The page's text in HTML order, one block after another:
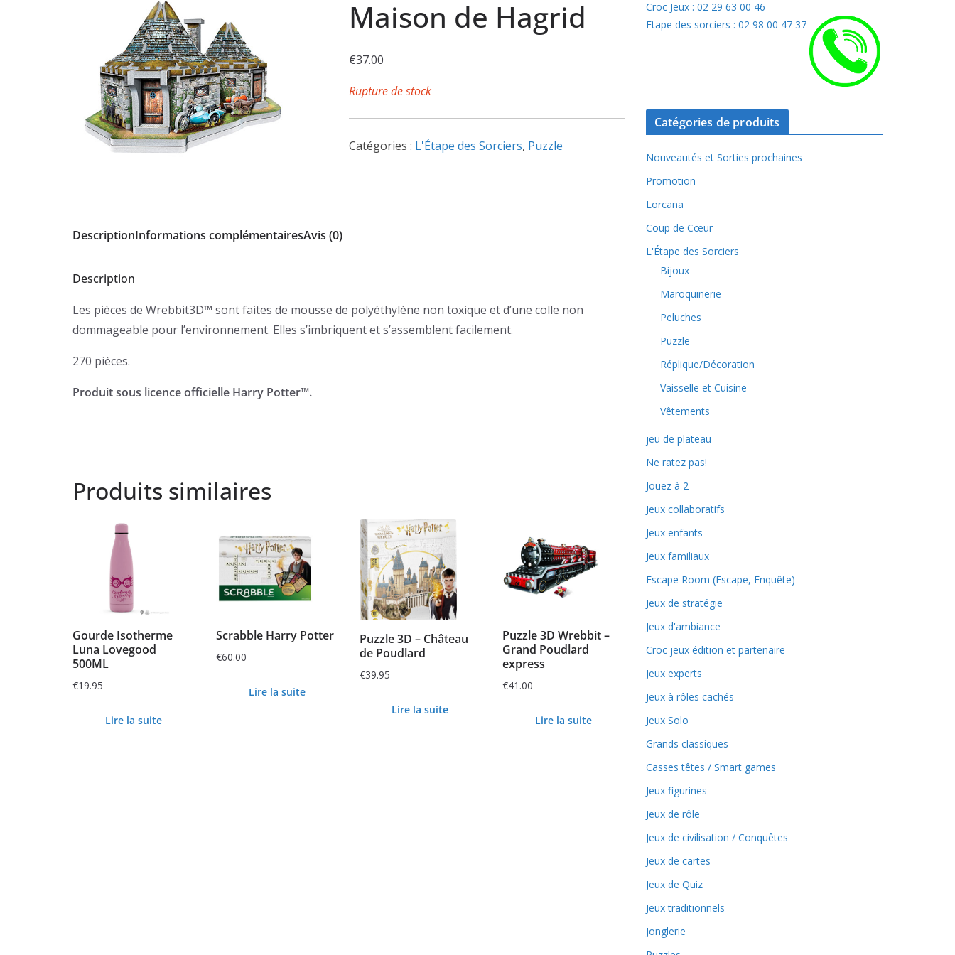
Maison de Hagrid
€37.00
Rupture de stock
Catégories : L'Étape des Sorciers, Puzzle
DescriptionInformations complémentairesAvis (0)
Description
Les pièces de Wrebbit3D™ sont faites de mousse de polyéthylène non toxique et d’une colle non
dommageable pour l’environnement. Elles s’imbriquent et s’assemblent facilement.
270 pièces.
Produit sous licence officielle Harry Potter™.
Produits similaires
Gourde Isotherme
Luna Lovegood
500ML
€19.95
Lire la suite
Scrabble Harry Potter
€60.00
Lire la suite
Puzzle 3D – Château
de Poudlard
€39.95
Lire la suite
Puzzle 3D Wrebbit –
Grand Poudlard
express
€41.00
Lire la suite
Croc Jeux : 02 29 63 00 46
Etape des sorciers : 02 98 00 47 37
Catégories de produits
Nouveautés et Sorties prochaines
Promotion
Lorcana
Coup de Cœur
L'Étape des Sorciers
Bijoux
Maroquinerie
Peluches
Puzzle
Réplique/Décoration
Vaisselle et Cuisine
Vêtements
jeu de plateau
Ne ratez pas!
Jouez à 2
Jeux collaboratifs
Jeux enfants
Jeux familiaux
Escape Room (Escape, Enquête)
Jeux de stratégie
Jeux d'ambiance
Croc jeux édition et partenaire
Jeux experts
Jeux à rôles cachés
Jeux Solo
Grands classiques
Casses têtes / Smart games
Jeux figurines
Jeux de rôle
Jeux de civilisation / Conquêtes
Jeux de cartes
Jeux de Quiz
Jeux traditionnels
Jonglerie